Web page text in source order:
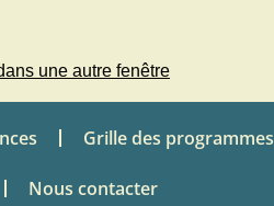
une autre fenêtre
Grille des programmes
Nous contacter